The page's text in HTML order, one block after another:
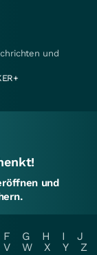
und
und
F G H I
J
V W X Y
Z